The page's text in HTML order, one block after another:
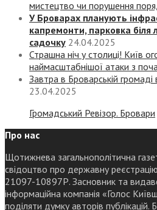
мистецтво чи порушення
У Броварах планують
капремонти, парковка біля
садочку 24.04.2025
Страшна ніч у столиці! Київ
наймасштабнішої атаки з
Завтра в Броварській
23.04.2025
Громадський Ревізор. Бровари
Про нас
Щотижнева загальнополітична
свідоцтво про державну
21097-10897Р. Засновник та
інформаційна компанія «Голос
поділяти думку авторів